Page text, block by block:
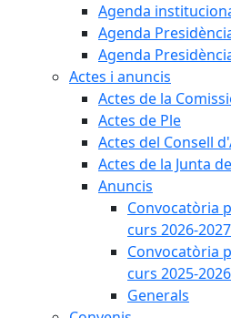
Agenda
Agenda
Agenda
Actes i anuncis
Actes de la
Actes de Ple
Actes del Consell
Actes de la Junta
Anuncis
Convocatòria
curs 2026-
Convocatòria
curs 2025-
Generals